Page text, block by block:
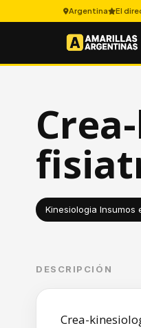
Argentina El
Kinesiologia Insumos
DESCRIPCIÓN
Crea-